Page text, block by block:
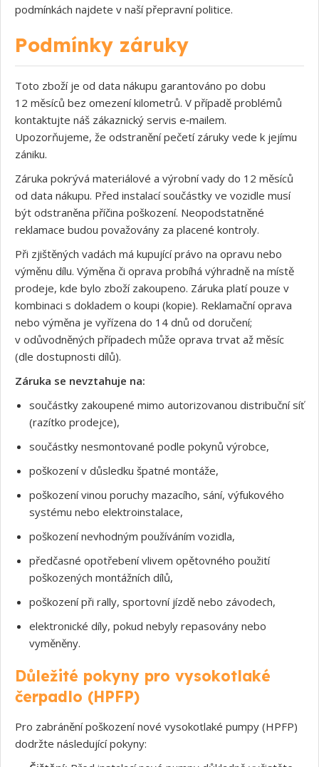
podmínkách najdete v naší přepravní politice.
Podmínky záruky
Toto zboží je od data nákupu garantováno po dobu
12 měsíců bez omezení kilometrů. V případě problémů
kontaktujte náš zákaznický servis e‑mailem.
Upozorňujeme, že odstranění pečetí záruky vede k jejímu
zániku.
Záruka pokrývá materiálové a výrobní vady do 12 měsíců
od data nákupu. Před instalací součástky ve vozidle musí
být odstraněna příčina poškození. Neopodstatněné
reklamace budou považovány za placené kontroly.
Při zjištěných vadách má kupující právo na opravu nebo
výměnu dílu. Výměna či oprava probíhá výhradně na místě
prodeje, kde bylo zboží zakoupeno. Záruka platí pouze v
kombinaci s dokladem o koupi (kopie). Reklamační oprava
nebo výměna je vyřízena do 14 dnů od doručení;
v odůvodněných případech může oprava trvat až měsíc
(dle dostupnosti dílů).
Záruka se nevztahuje na:
součástky zakoupené mimo autorizovanou distribuční síť
(razítko prodejce),
součástky nesmontované podle pokynů výrobce,
poškození v důsledku špatné montáže,
poškození vinou poruchy mazacího, sání, výfukového
systému nebo elektroinstalace,
poškození nevhodným používáním vozidla,
předčasné opotřebení vlivem opětovného použití
poškozených montážních dílů,
poškození při rally, sportovní jízdě nebo závodech,
elektronické díly, pokud nebyly repasovány nebo
vyměněny.
Důležité pokyny pro vysokotlaké
čerpadlo (HPFP)
Pro zabránění poškození nové vysokotlaké pumpy (HPFP)
dodržte následující pokyny: